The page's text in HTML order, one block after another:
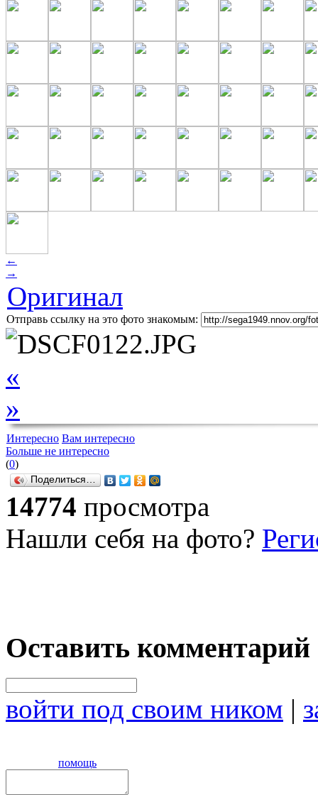
←
→
Оригинал
Отправь ссылку на это фото знакомым:
«
»
Интересно Вам интересно
Больше не интересно
(0)
Поделиться…
14774 просмотра
Нашли себя на фото?
Оставить комментарий
войти под своим ником |
помощь